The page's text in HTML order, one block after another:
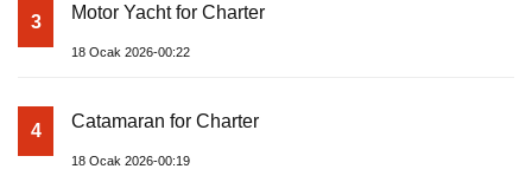
3 Motor Yacht for Charter
18 Ocak 2026-00:22
4 Catamaran for Charter
18 Ocak 2026-00:19